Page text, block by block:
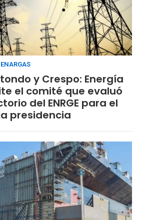
y Crespo: Energía
el comité que evaluó
del ENRGE para el
presidencia